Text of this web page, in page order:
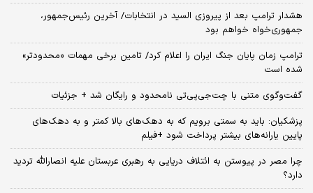
هشدار ترامپ بعد از پیروزی السید در انتخابات/ آخرین رئیس‌جمهور،
جمهوری‌خواه خواهم بود
ترامپ زمان پایان جنگ ایران را اعلام کرد/ تامین برخی مهمات «محدودتر»
شده است
گفت‌وگوی متنی با چت‌جی‌پی‌تی نامحدود و رایگان شد + جزئیات
پزشکیان: باید به سمتی برویم که به دهک‌های بالا کمتر و به دهک‌های
پایین یارانه‌های بیشتر پرداخت شود +فیلم
چرا مصر در پیوستن به ائتلاف دریایی به رهبری عربستان علیه انصارالله تردید
دارد؟